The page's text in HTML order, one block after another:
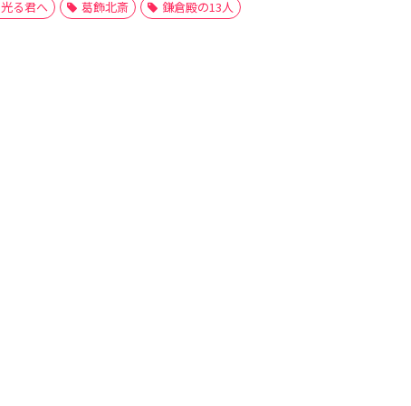
光る君へ 葛飾北斎 鎌倉殿の13人